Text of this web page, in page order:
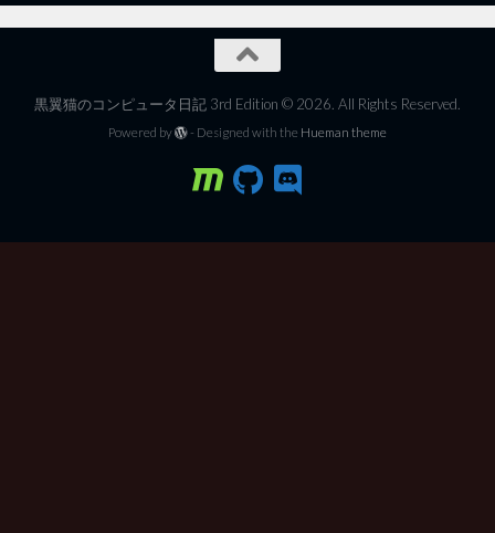
黒翼猫のコンピュータ日記 3rd Edition © 2026. All Rights Reserved.
Powered by - Designed with the Hueman theme